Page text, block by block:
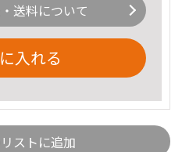
送料について
入れる
ストに追加